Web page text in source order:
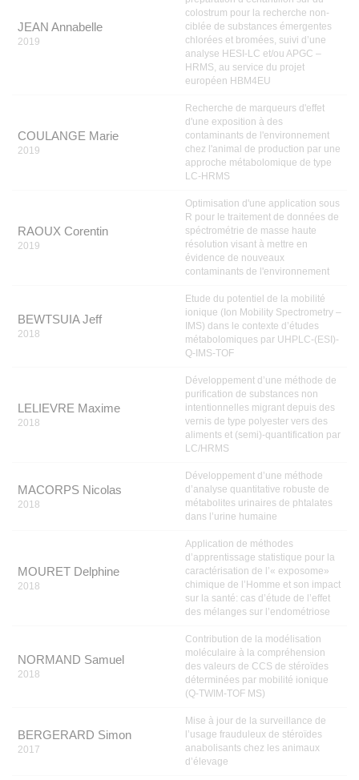
JEAN Annabelle
2019
colostrum pour la recherche non-
ciblée de substances émergentes
chlorées et bromées, suivi d’une
analyse HESI-LC et/ou APGC –
HRMS, au service du projet
européen HBM4EU
COULANGE Marie
2019
Recherche de marqueurs d'effet
d'une exposition à des
contaminants de l'environnement
chez l'animal de production par une
approche métabolomique de type
LC-HRMS
RAOUX Corentin
2019
Optimisation d'une application sous
R pour le traitement de données de
spéctrométrie de masse haute
résolution visant à mettre en
évidence de nouveaux
contaminants de l'environnement
BEWTSUIA Jeff
2018
Etude du potentiel de la mobilité
ionique (Ion Mobility Spectrometry –
IMS) dans le contexte d’études
métabolomiques par UHPLC-(ESI)-
Q-IMS-TOF
LELIEVRE Maxime
2018
Développement d’une méthode de
purification de substances non
intentionnelles migrant depuis des
vernis de type polyester vers des
aliments et (semi)-quantification par
LC/HRMS
MACORPS Nicolas
2018
Développement d’une méthode
d’analyse quantitative robuste de
métabolites urinaires de phtalates
dans l’urine humaine
MOURET Delphine
2018
Application de méthodes
d’apprentissage statistique pour la
caractérisation de l’« exposome»
chimique de l’Homme et son impact
sur la santé: cas d’étude de l’effet
des mélanges sur l’endométriose
NORMAND Samuel
2018
Contribution de la modélisation
moléculaire à la compréhension
des valeurs de CCS de stéroïdes
déterminées par mobilité ionique
(Q-TWIM-TOF MS)
BERGERARD Simon
2017
Mise à jour de la surveillance de
l’usage frauduleux de stéroïdes
anabolisants chez les animaux
d’élevage